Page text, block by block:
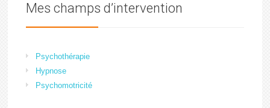
Mes champs d’intervention
Psychothérapie
Hypnose
Psychomotricité